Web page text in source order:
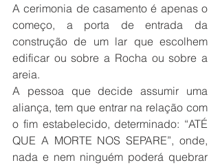
A cerimonia de casamento é apenas o
começo, a porta de entrada da
construção de um lar que escolhem
edificar ou sobre a Rocha ou sobre a
areia.
A pessoa que decide assumir uma
aliança, tem que entrar na relação com
o fim estabelecido, determinado: “ATÉ
QUE A MORTE NOS SEPARE”, onde,
nada e nem ninguém poderá quebrar